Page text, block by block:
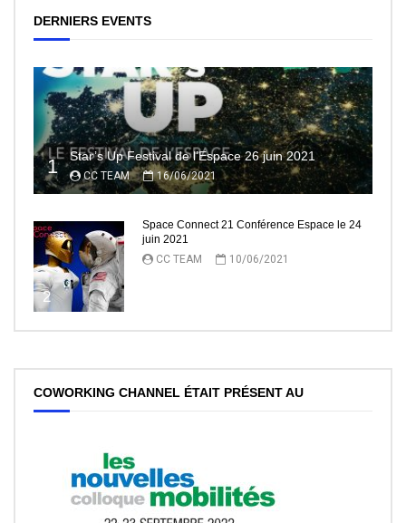
DERNIERS EVENTS
1 Star’s Up Festival de l’Espace 26 juin 2021
CC TEAM 16/06/2021
2
Space Connect 21 Conférence Espace le 24
juin 2021
CC TEAM
10/06/2021
COWORKING CHANNEL ÉTAIT PRÉSENT AU